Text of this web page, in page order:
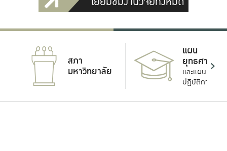
สภา
มหาวิทยาลัย
แผน
ยุทธศาสตร์
และแผน
ปฏิบัติการ